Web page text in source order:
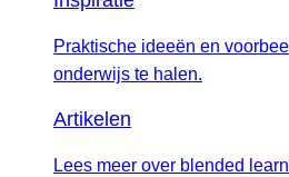
Praktische ideeën en
onderwijs te halen.
Artikelen
Lees meer over blended